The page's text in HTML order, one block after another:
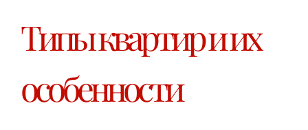
Типы квартир и их
особенности